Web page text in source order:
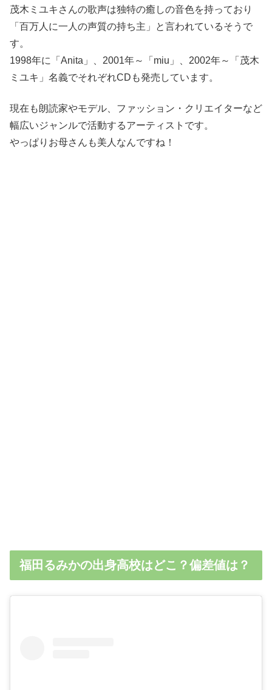
茂木ミユキさんの歌声は独特の癒しの音色を持っており
「百万人に一人の声質の持ち主」と言われているそうで
す。
1998年に「Anita」、2001年～「miu」、2002年～「茂木
ミユキ」名義でそれぞれCDも発売しています。
現在も朗読家やモデル、ファッション・クリエイターなど
幅広いジャンルで活動するアーティストです。
やっぱりお母さんも美人なんですね！
福田るみかの出身高校はどこ？偏差値は？